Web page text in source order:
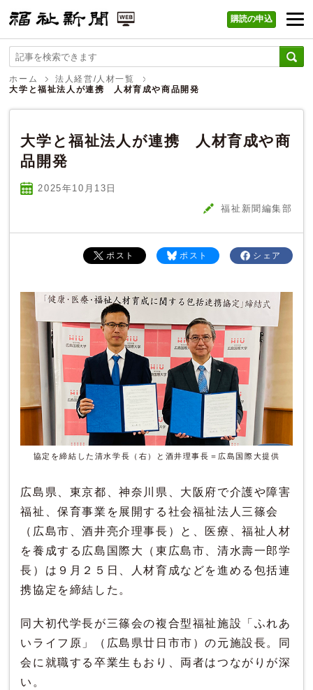
福祉新聞 WEB
購読の申込
ホーム
法人経営/人材一覧
大学と福祉法人が連携 人材育成や商品開発
大学と福祉法人が連携 人材育成や商
品開発
2025年10 月 13 日
福祉新聞編集部
シェア
ポスト
ポスト
協定を締結した清水学長（右）と酒井理事長＝広島国際大提供
広島県、東京都、神奈川県、大阪府で介護や障害
福祉、保育事業を展開する社会福祉法人三篠会
（広島市、酒井亮介理事長）と、医療、福祉人材
を養成する広島国際大（東広島市、清水壽一郎学
長）は９月２５日、人材育成などを進める包括連
携協定を締結した。
同大初代学長が三篠会の複合型福祉施設「ふれあ
いライフ原」（広島県廿日市市）の元施設長。同
会に就職する卒業生もおり、両者はつながりが深
い。